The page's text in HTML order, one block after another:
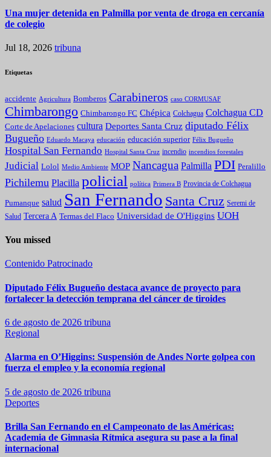
Una mujer detenida en Palmilla por venta de droga en cercanía
de colegio
Jul 18, 2026 tribuna
Etiquetas
accidente Agricultura Bomberos Carabineros caso CORMUSAF
Chimbarongo Chimbarongo FC Chépica Colchagua Colchagua CD
Corte de Apelaciones cultura Deportes Santa Cruz diputado Félix
Bugueño Eduardo Macaya educación educación superior Félix Bugueño
Hospital San Fernando Hospital Santa Cruz incendio incendios forestales
Judicial Lolol Medio Ambiente MOP Nancagua Palmilla PDI Peralillo
Pichilemu Placilla policial política Primera B Provincia de Colchagua
Pumanque salud San Fernando Santa Cruz Seremi de
Salud Tercera A Termas del Flaco Universidad de O'Higgins UOH
You missed
Contenido Patrocinado
Diputado Félix Bugueño destaca avance de proyecto para
fortalecer la detección temprana del cáncer de tiroides
6 de agosto de 2026 tribuna
Regional
Alarma en O’Higgins: Suspensión de Andes Norte golpea con
fuerza el empleo y la economía regional
5 de agosto de 2026 tribuna
Deportes
Brilla San Fernando en el Campeonato de las Américas:
Academia de Gimnasia Rítmica asegura su pase a la final
internacional